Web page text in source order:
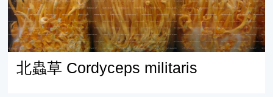
北蟲草 Cordyceps militaris